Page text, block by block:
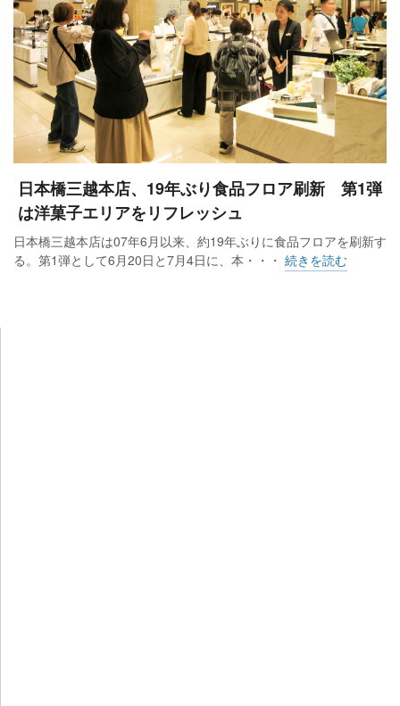
日本橋三越本店、19年ぶり食品フロア刷新 第1弾
は洋菓子エリアをリフレッシュ
日本橋三越本店は07年6月以来、約19年ぶりに食品フロアを刷新す
る。第1弾として6月20日と7月4日に、本・・・ 続きを読む